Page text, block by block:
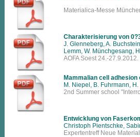
Materialica-Messe
Charakterisierung von
J. Glenneberg, A.
Lemm, W. Münchgesang,
AOFA Soest 24.-27.9.2012.
Mammalian cell
M. Niepel, B. Fuhrmann,
2nd Summer school
Entwicklung von
Christoph Pientschke,
Expertentreff Neue